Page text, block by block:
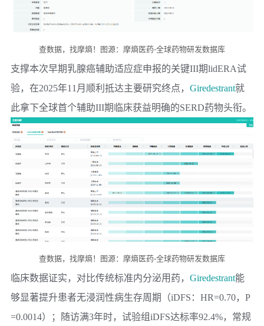
查数据，找摩熵！图源：摩熵医药-全球药物研发数据库
支撑本次早期乳腺癌辅助适应症申报的关键III期lidERA试
验，在2025年11月顺利抵达主要研究终点， Giredestrant就
此拿下全球首个辅助III期临床获益明确的SERD药物头衔。
查数据，找摩熵！图源：摩熵医药-全球药物研发数据库
临床数据证实，对比传统标准内分泌用药， Giredestrant能
够显著提升患者无浸润性病生存周期（iDFS：HR=0.70，P
=0.0014）；随访满3年时，试验组iDFS达标率92.4%，常规